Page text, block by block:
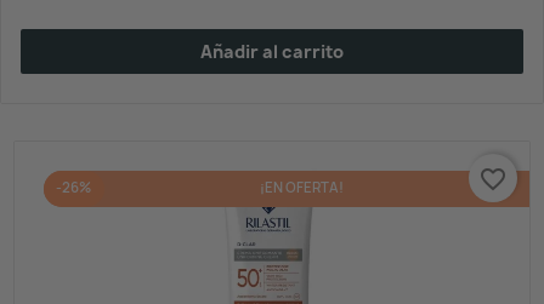
Añadir al carrito
¡EN OFERTA!
-26% favorite_border